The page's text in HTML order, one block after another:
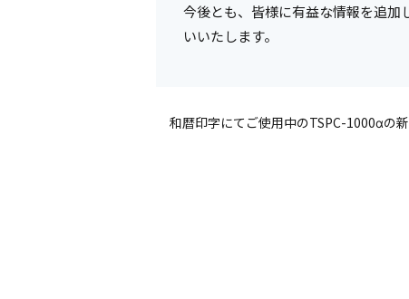
今後とも、皆様に有益な情報を追加
いいたします。
和暦印字にてご使用中のTSPC-1000αの